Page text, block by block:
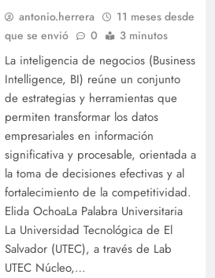
antonio.herrera
11 meses desde
que se envió
0 3 minutos
La inteligencia de negocios (Business
Intelligence, BI) reúne un conjunto
de estrategias y herramientas que
permiten transformar los datos
empresariales en información
significativa y procesable, orientada a
la toma de decisiones efectivas y al
fortalecimiento de la competitividad.
Elida OchoaLa Palabra Universitaria
La Universidad Tecnológica de El
Salvador (UTEC), a través de Lab
UTEC Núcleo,…